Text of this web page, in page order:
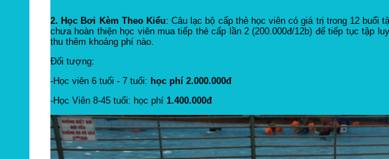
2. Học Bơi Kèm Theo Kiểu: Câu lạc bộ cấp thẻ học viên có giá trị trong 12
chưa hoàn thiện học viên mua tiếp thẻ cấp lần 2 (200.000đ/12b) để tiếp tục tập
thu thêm khoảng phí nào.
Đối tượng:
-Học viên 6 tuổi - 7 tuổi: học phí 2.000.000đ
-Học Viên 8-45 tuổi: học phí 1.400.000đ